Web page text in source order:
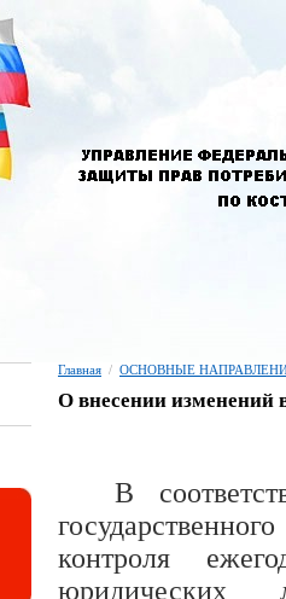
Главная / ОСНОВНЫЕ
О внесении изменений
В
контроля
юридических